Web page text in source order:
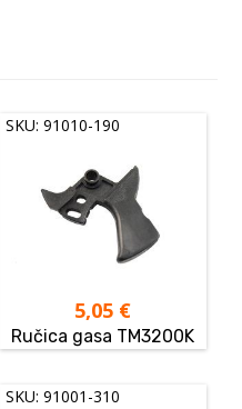
SKU: 91010-190
5,05 €
Ručica gasa TM3200K
SKU: 91001-310